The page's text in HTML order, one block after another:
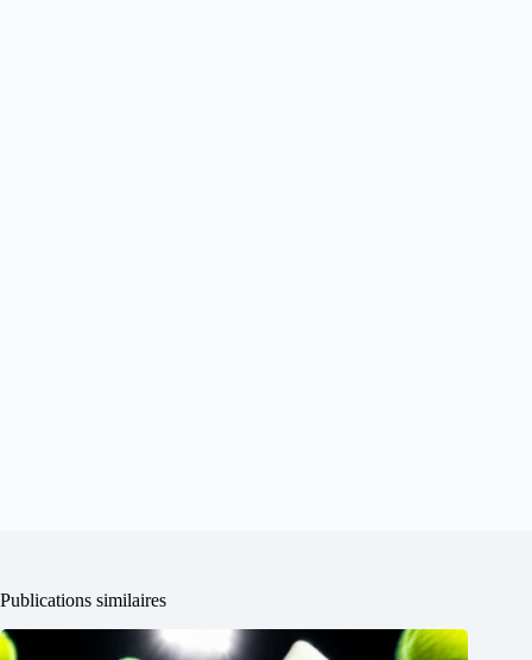
Publications similaires